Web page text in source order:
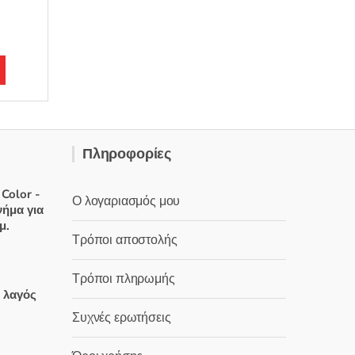
-
για
λαγός
Πληροφορίες
Ο λογαριασμός μου
Τρόποι αποστολής
Τρόποι πληρωμής
Συχνές ερωτήσεις